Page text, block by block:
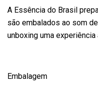
A Essência do Brasil
são embalados ao som
unboxing uma
Embalagem